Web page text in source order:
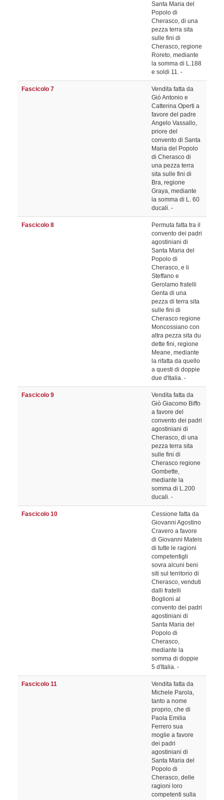
Santa Maria del
Popolo di
Cherasco, di una
pezza terra sita
sulle fini di
Cherasco, regione
Roreto, mediante
la somma di L.188
e soldi 11. -
Fascicolo 7
Vendita fatta da
Giò Antonio e
Catterina Operti a
favore del padre
Angelo Vassallo,
priore del
convento di Santa
Maria del Popolo
di Cherasco di
una pezza terra
sita sulle fini di
Bra, regione
Graya, mediante
la somma di L. 60
ducali. -
Fascicolo 8
Permuta fatta tra il
convento dei padri
agostiniani di
Santa Maria del
Popolo di
Cherasco, e li
Steffano e
Gerolamo fratelli
Genta di una
pezza di terra sita
sulle fini di
Cherasco regione
Moncossiano con
altra pezza sita du
dette fini, regione
Meane, mediante
la rifatta da quello
a questi di doppie
due d'Italia. -
Fascicolo 9
Vendita fatta da
Giò Giacomo Biffo
a favore del
convento dei padri
agostiniani di
Cherasco, di una
pezza terra sita
sulle fini di
Cherasco regione
Gombette,
mediante la
somma di L.200
ducali. -
Fascicolo 10
Cessione fatta da
Giovanni Agostino
Cravero a favore
di Giovanni Mateis
di tutte le ragioni
competentigli
sovra alcuni beni
siti sul territorio di
Cherasco, venduti
dalli fratelli
Boglioni al
convento dei padri
agostiniani di
Santa Maria del
Popolo di
Cherasco,
mediante la
somma di doppie
5 d'Italia. -
Fascicolo 11
Vendita fatta da
Michele Parola,
tanto a nome
proprio, che di
Paola Emilia
Ferrero sua
moglie a favore
dei padri
agostiniani di
Santa Maria del
Popolo di
Cherasco, delle
ragioni loro
competenti sulla